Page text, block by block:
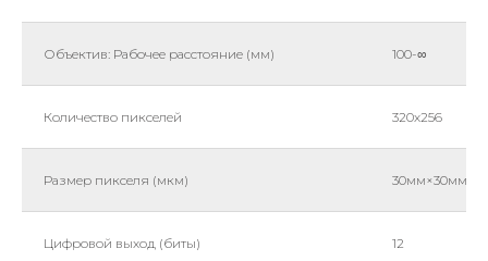
Объектив: Рабочее расстояние (мм) 100-∞
Количество пикселей 320х256
Размер пикселя (мкм) 30мм×30мм
Цифровой выход (биты) 12